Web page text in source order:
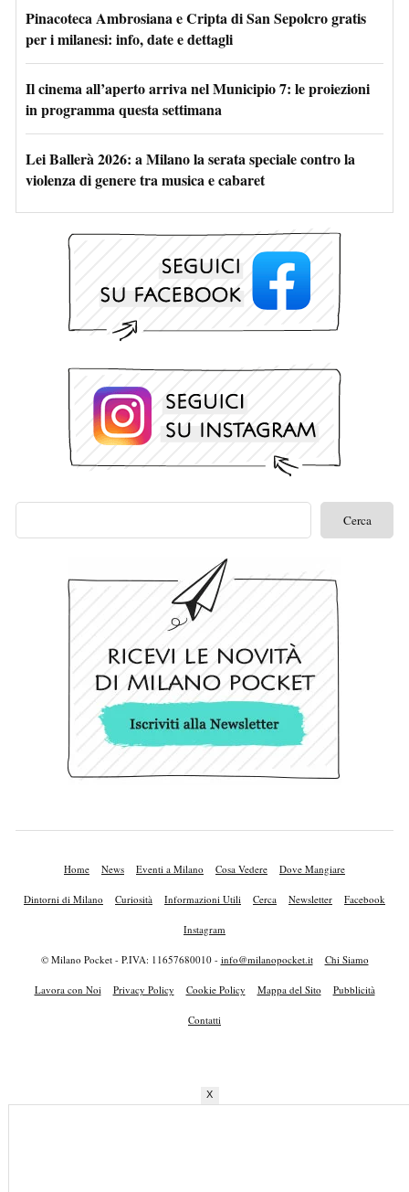
Pinacoteca Ambrosiana e Cripta di San Sepolcro gratis
per i milanesi: info, date e dettagli
Il cinema all’aperto arriva nel Municipio 7: le proiezioni
in programma questa settimana
Lei Ballerà 2026: a Milano la serata speciale contro la
violenza di genere tra musica e cabaret
Home News Eventi a Milano Cosa Vedere Dove Mangiare
Dintorni di Milano Curiosità Informazioni Utili Cerca Newsletter Facebook
Instagram
© Milano Pocket - P.IVA: 11657680010 - info@milanopocket.it Chi Siamo
Lavora con Noi Privacy Policy Cookie Policy Mappa del Sito Pubblicità
Contatti
X